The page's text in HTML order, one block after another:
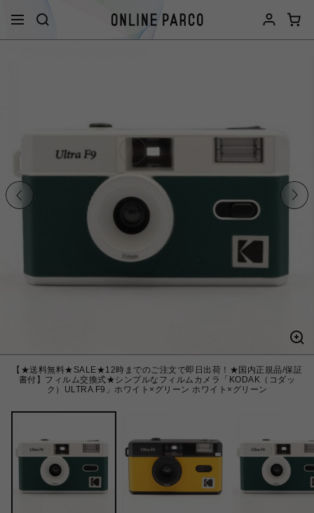
【★送料無料★SALE★12時までのご注文で即日出荷！★国内正規品/保証
書付】フィルム交換式★シンプルなフィルムカメラ「KODAK（コダッ
ク）ULTRA F9」ホワイト×グリーン ホワイト×グリーン